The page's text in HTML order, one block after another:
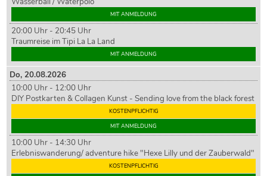
MIT ANMELDUNG
20:00 Uhr - 20:45 Uhr
Traumreise im Tipi La La Land
MIT ANMELDUNG
Do,20.08.2026
10:00 Uhr - 12:00 Uhr
DIY Postkarten & Collagen Kunst - Sending love from the black forest
KOSTENPFLICHTIG
MIT ANMELDUNG
10:00 Uhr - 14:30 Uhr
Erlebniswanderung/ adventure hike "Hexe Lilly und der Zauberwald"
KOSTENPFLICHTIG